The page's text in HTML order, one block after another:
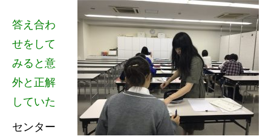
答え合わ
せをして
みると意
外と正解
していた
センター